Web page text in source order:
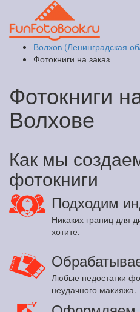
Волхов (Ленинградская
Фотокниги на заказ
Фотокниги
Волхове
Как мы
фотокниги
Подходим
Никаких границ для
хотите.
Любые недостатки
неудачного макияжа.